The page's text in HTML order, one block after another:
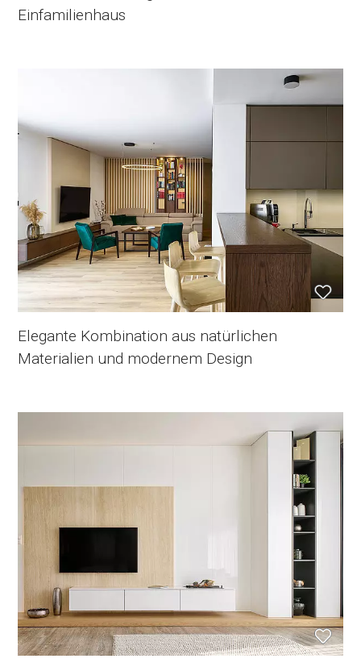
Einfamilienhaus
Elegante Kombination aus natürlichen
Materialien und modernem Design